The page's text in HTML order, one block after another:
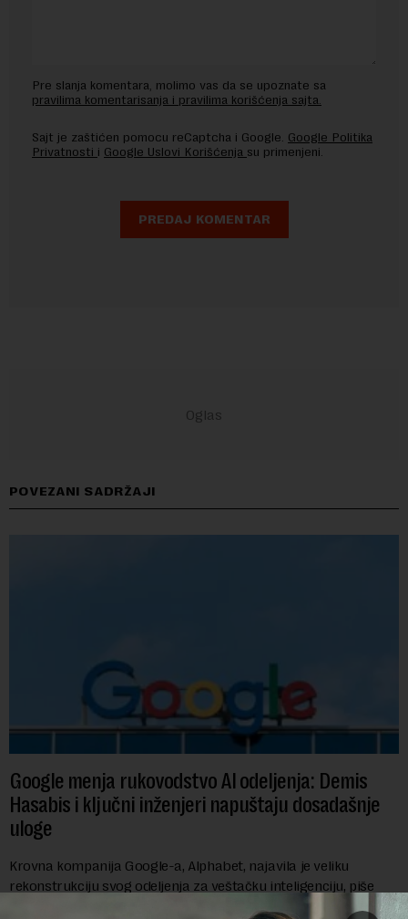
Pre slanja komentara, molimo vas da se upoznate sa
pravilima komentarisanja i pravilima korišćenja sajta.
Sajt je zaštićen pomocu reCaptcha i Google. Google Politika
Privatnosti i Google Uslovi Korišćenja su primenjeni.
POVEZANI SADRŽAJI
Google menja rukovodstvo AI odeljenja: Demis
Hasabis i ključni inženjeri napuštaju dosadašnje
uloge
Krovna kompanija Google-a, Alphabet, najavila je veliku
rekonstrukciju svog odeljenja za veštačku inteligenciju, piše